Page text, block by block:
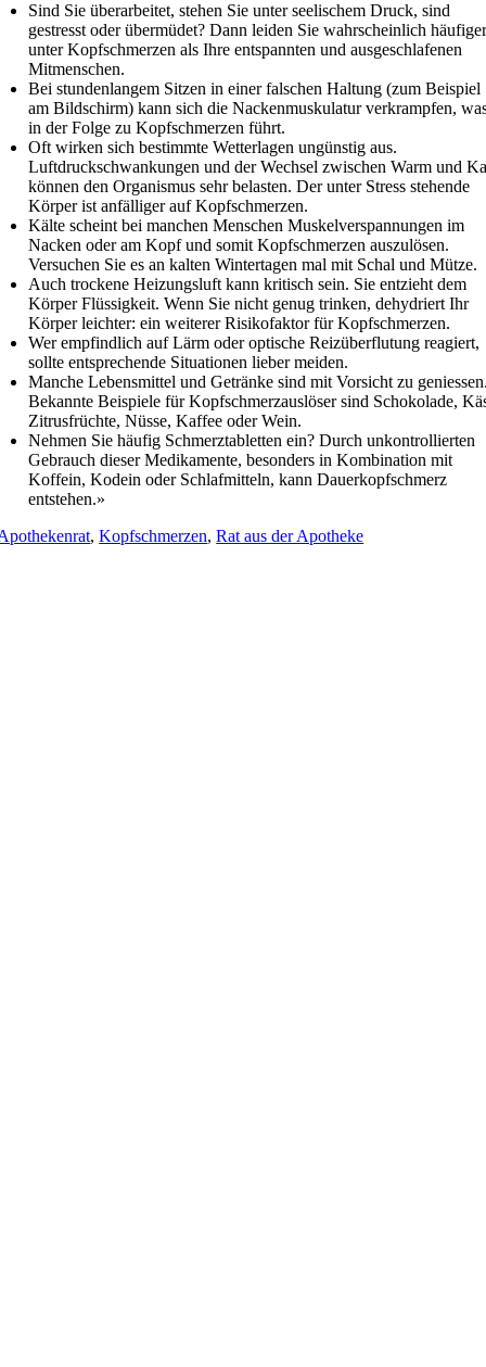
Sind Sie überarbeitet, stehen Sie unter seelischem Druck, sind
gestresst oder übermüdet? Dann leiden Sie wahrscheinlich häufiger
unter Kopfschmerzen als Ihre entspannten und ausgeschlafenen
Mitmenschen.
Bei stundenlangem Sitzen in einer falschen Haltung (zum Beispiel
am Bildschirm) kann sich die Nackenmuskulatur verkrampfen,
in der Folge zu Kopfschmerzen führt.
Oft wirken sich bestimmte Wetterlagen ungünstig aus.
Luftdruckschwankungen und der Wechsel zwischen Warm und
können den Organismus sehr belasten. Der unter Stress stehende
Körper ist anfälliger auf Kopfschmerzen.
Kälte scheint bei manchen Menschen Muskelverspannungen im
Nacken oder am Kopf und somit Kopfschmerzen auszulösen.
Versuchen Sie es an kalten Wintertagen mal mit Schal und Mütze.
Auch trockene Heizungsluft kann kritisch sein. Sie entzieht dem
Körper Flüssigkeit. Wenn Sie nicht genug trinken, dehydriert Ihr
Körper leichter: ein weiterer Risikofaktor für Kopfschmerzen.
Wer empfindlich auf Lärm oder optische Reizüberflutung reagiert,
sollte entsprechende Situationen lieber meiden.
Manche Lebensmittel und Getränke sind mit Vorsicht zu
Bekannte Beispiele für Kopfschmerzauslöser sind Schokolade,
Zitrusfrüchte, Nüsse, Kaffee oder Wein.
Nehmen Sie häufig Schmerztabletten ein? Durch unkontrollierten
Gebrauch dieser Medikamente, besonders in Kombination mit
Koffein, Kodein oder Schlafmitteln, kann Dauerkopfschmerz
entstehen.»
,Kopfschmerzen,Rat aus der Apotheke